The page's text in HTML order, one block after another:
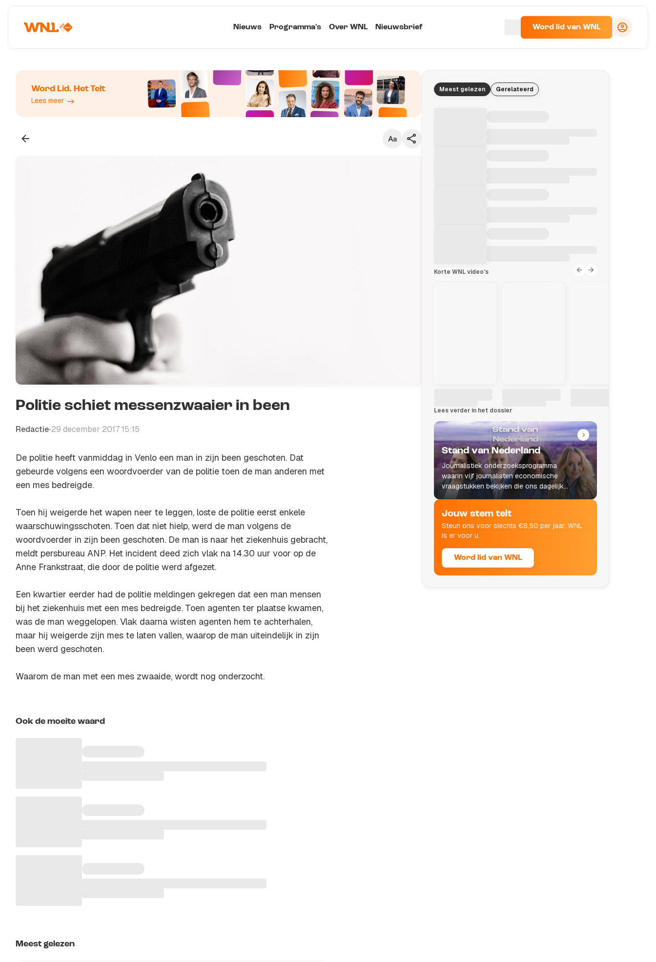
Nieuws Programma's Over WNL Nieuwsbrief Word lid van WNL
Word Lid. Het Telt
Lees meer
Politie schiet messenzwaaier in been
Redactie•29 december 2017 15:15
De politie heeft vanmiddag in Venlo een man in zijn been geschoten. Dat
gebeurde volgens een woordvoerder van de politie toen de man anderen met
een mes bedreigde.
Toen hij weigerde het wapen neer te leggen, loste de politie eerst enkele
waarschuwingsschoten. Toen dat niet hielp, werd de man volgens de
woordvoerder in zijn been geschoten. De man is naar het ziekenhuis gebracht,
meldt persbureau ANP. Het incident deed zich vlak na 14.30 uur voor op de
Anne Frankstraat, die door de politie werd afgezet.
Een kwartier eerder had de politie meldingen gekregen dat een man mensen
bij het ziekenhuis met een mes bedreigde. Toen agenten ter plaatse kwamen,
was de man weggelopen. Vlak daarna wisten agenten hem te achterhalen,
maar hij weigerde zijn mes te laten vallen, waarop de man uiteindelijk in zijn
been werd geschoten.
Waarom de man met een mes zwaaide, wordt nog onderzocht.
Ook de moeite waard
Meest gelezen
Meest gelezen Gerelateerd
Korte WNL video's
Lees verder in het dossier
Stand van Nederland
Journalistiek onderzoeksprogramma
waarin vijf journalisten economische
vraagstukken bekijken die ons dagelijks
leven raken.
Jouw stem telt
Steun ons voor slechts €8,50 per jaar. WNL
is er voor u.
Word lid van WNL